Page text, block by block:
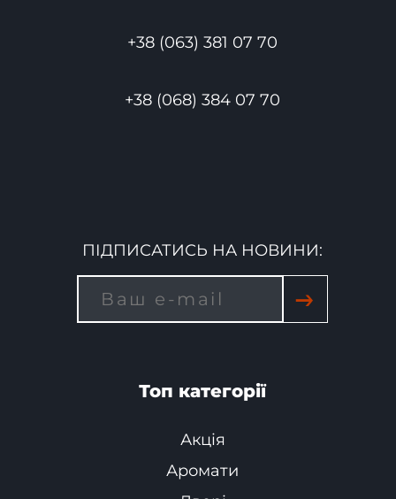
+38 (063) 381 07 70
+38 (068) 384 07 70
ПІДПИСАТИСЬ НА НОВИНИ:
→
Топ категорії
Акція
Аромати